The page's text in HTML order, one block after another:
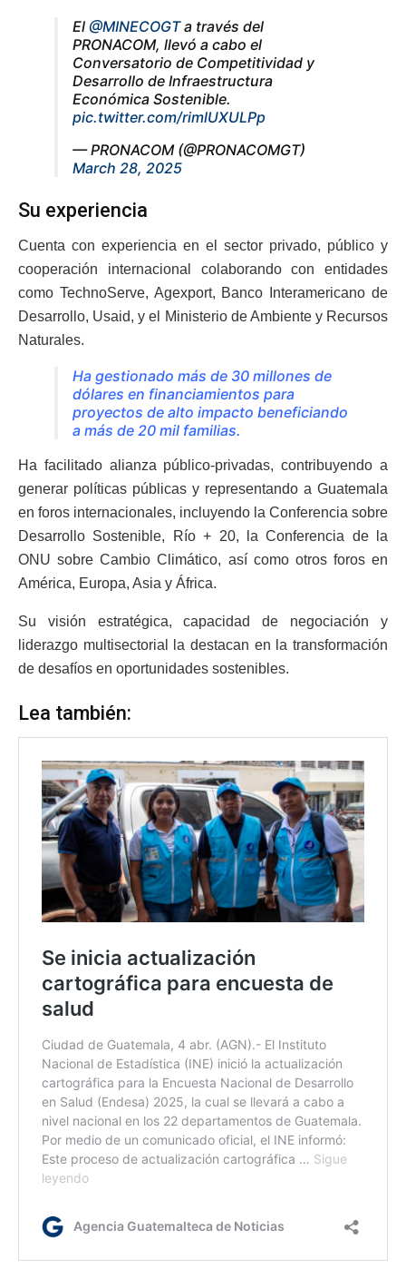
El @MINECOGTa través del
PRONACOM, llevó a cabo el
Conversatorio de Competitividad y
Desarrollo de Infraestructura
Económica Sostenible.
pic.twitter.com/rimlUXULPp
— PRONACOM (@PRONACOMGT)
March 28, 2025
Su experiencia
Cuenta con experiencia en el sector privado, público y
cooperación internacional colaborando con entidades
como TechnoServe, Agexport, Banco Interamericano de
Desarrollo, Usaid, y el Ministerio de Ambiente y Recursos
Naturales.
Ha gestionado más de 30 millones de
dólares en financiamientos para
proyectos de alto impacto beneficiando
a más de 20 mil familias.
Ha facilitado alianza público-privadas, contribuyendo a
generar políticas públicas y representando a Guatemala
en foros internacionales, incluyendo la Conferencia sobre
Desarrollo Sostenible, Río + 20, la Conferencia de la
ONU sobre Cambio Climático, así como otros foros en
América, Europa, Asia y África.
Su visión estratégica, capacidad de negociación y
liderazgo multisectorial la destacan en la transformación
de desafíos en oportunidades sostenibles.
Lea también: